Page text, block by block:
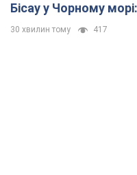
Бісау у Чорному
30 хвилин тому 417